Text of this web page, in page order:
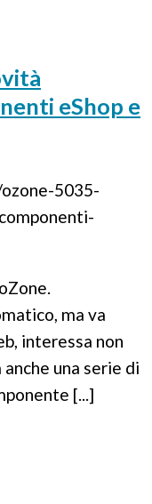
eShop e
5035-
ma va
interessa non
una serie di
[...]